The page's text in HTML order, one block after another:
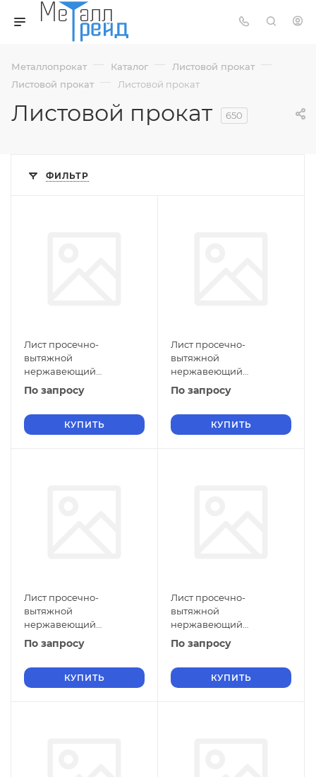
Металлопрокат — Каталог — Листовой прокат —
Листовой прокат — Листовой прокат
Листовой прокат 650
ФИЛЬТР
Лист просечно-
вытяжной
нержавеющий
5х1250х2500 мм ПВЛ 308
12Х17 ГОСТ 8706-78
По запросу
КУПИТЬ
Лист просечно-
вытяжной
нержавеющий
5х1100х2000 мм ПВЛ 308
12Х17 ГОСТ 8706-78
По запросу
КУПИТЬ
Лист просечно-
вытяжной
нержавеющий
5х1000х1500 мм ПВЛ 308
12Х17 ГОСТ 8706-78
По запросу
КУПИТЬ
Лист просечно-
вытяжной
нержавеющий
5х900х3000 мм ПВЛ 308
12Х17 ГОСТ 8706-78
По запросу
КУПИТЬ